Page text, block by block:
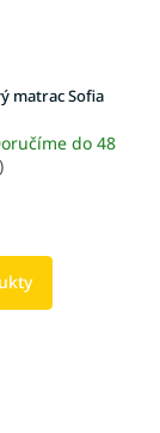
matrac Sofia
do 48